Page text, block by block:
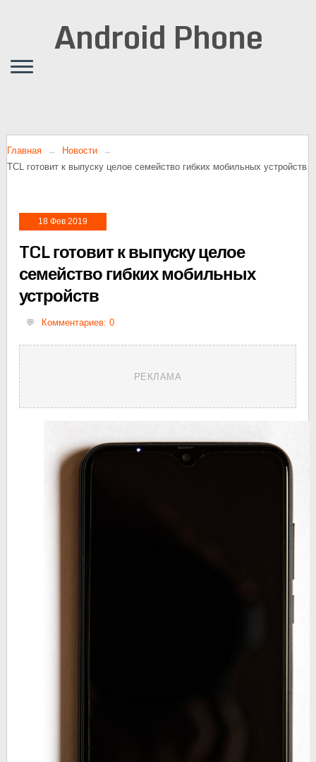
Android Phone
Главная
Новости
TCL готовит к выпуску целое семейство гибких мобильных устройств
18 Фев 2019
TCL готовит к выпуску целое
семейство гибких мобильных
устройств
Комментариев: 0
РЕКЛАМА